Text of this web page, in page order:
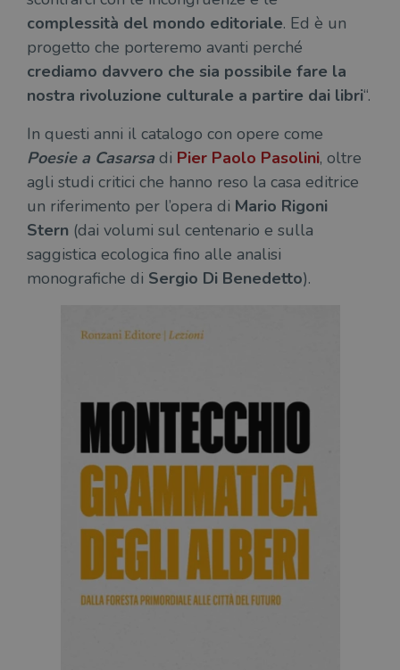
complessità del mondo editoriale. Ed è un
progetto che porteremo avanti perché
crediamo davvero che sia possibile fare la
nostra rivoluzione culturale a partire dai libri“.
In questi anni il catalogo con opere come
Poesie a Casarsa di Pier Paolo Pasolini, oltre
agli studi critici che hanno reso la casa editrice
un riferimento per l’opera di Mario Rigoni
Stern (dai volumi sul centenario e sulla
saggistica ecologica fino alle analisi
monografiche di Sergio Di Benedetto).